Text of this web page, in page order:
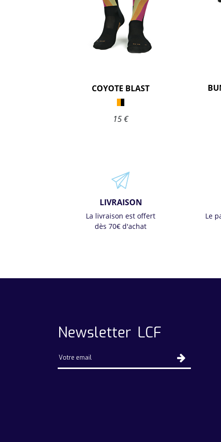
COYOTE BLAST
15 €
LIVRAISON
La livraison est offert
dès 70€ d'achat
Le
Newsletter LCF